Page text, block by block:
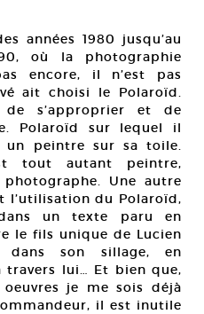
années 1980 jusqu’au
où la photographie
encore, il n’est pas
ait choisi le Polaroïd.
de s’approprier et de
Polaroïd sur lequel il
un peintre sur sa toile.
tout autant peintre,
Une autre
l’utilisation du Polaroïd,
un texte paru en
le fils unique de Lucien
dans son sillage, en
travers lui… Et bien que,
je me sois déjà
il est inutile